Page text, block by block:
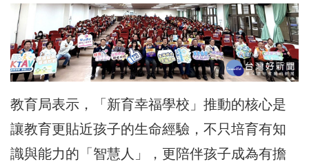
教育局表示，「新育幸福學校」推動的核心是
讓教育更貼近孩子的生命經驗，不只培育有知
識與能力的「智慧人」，更陪伴孩子成為有擔